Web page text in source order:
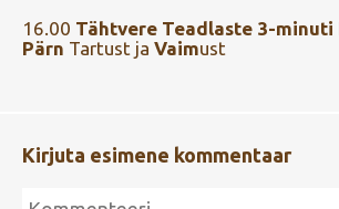
16.00 Tähtvere Teadlaste 3-minuti
Pärn Tartust ja Vaimust
Kirjuta esimene kommentaar